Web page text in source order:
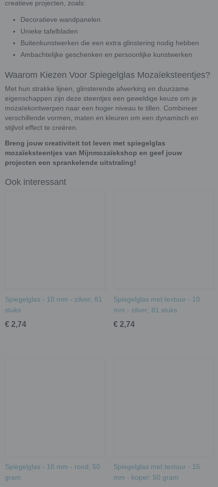
creatieve projecten, zoals:
Decoratieve wandpanelen
Unieke tafelbladen
Buitenkunstwerken die een extra glinstering nodig hebben
Ambachtelijke geschenken en persoonlijke kunstwerken
Waarom Kiezen Voor Spiegelglas Mozaïeksteentjes?
Met hun strakke lijnen, glinsterende afwerking en duurzame
eigenschappen zijn deze steentjes een geweldige keuze om je
mozaïekontwerpen naar een hoger niveau te tillen. Combineer
verschillende vormen, maten en kleuren om een dynamisch en
stijlvol effect te creëren.
Breng jouw creativiteit tot leven met spiegelglas
mozaïeksteentjes van Mijnmozaïekshop en geef jouw
projecten een sprankelende uitstraling!
Ook interessant
Spiegelglas - 10 mm - zilver; 81
stuks
€ 2,74
Spiegelglas met textuur - 10
mm - zilver; 81 stuks
€ 2,74
Spiegelglas - 10 mm - rood; 50
gram
Spiegelglas met textuur - 15
mm - koper; 50 gram